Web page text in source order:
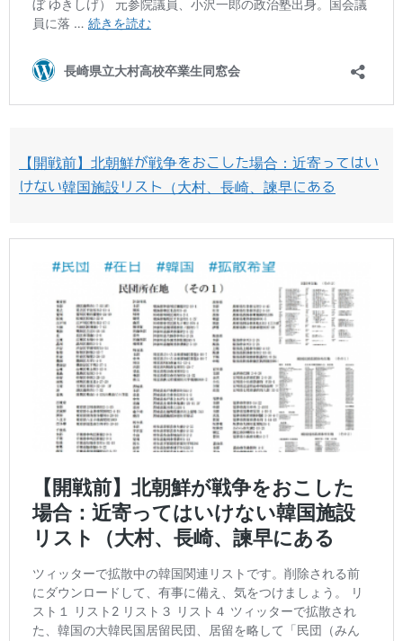
【開戦前】北朝鮮が戦争をおこした場合：近寄ってはい
けない韓国施設リスト（大村、長崎、諫早にある